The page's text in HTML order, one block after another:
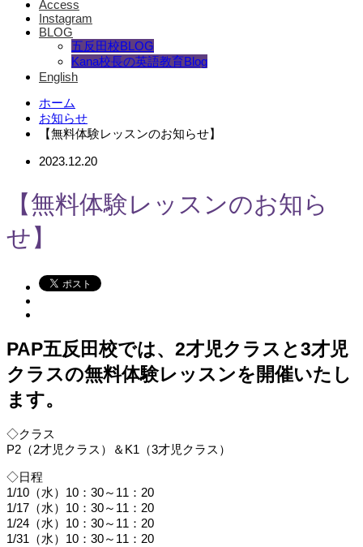
Access
Instagram
BLOG
五反田校BLOG
Kana校長の英語教育Blog
English
ホーム
お知らせ
【無料体験レッスンのお知らせ】
2023.12.20
【無料体験レッスンのお知ら
せ】
PAP五反田校では、2才児クラスと3才児
クラスの無料体験レッスンを開催いたし
ます。
◇クラス
P2（2才児クラス）＆K1（3才児クラス）
◇日程
1/10（水）10：30～11：20
1/17（水）10：30～11：20
1/24（水）10：30～11：20
1/31（水）10：30～11：20